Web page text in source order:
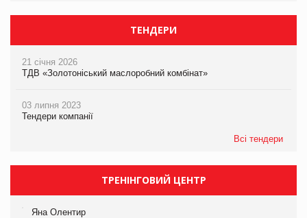
ТЕНДЕРИ
21 січня 2026
ТДВ «Золотоніський маслоробний комбінат»
03 липня 2023
Тендери компанії
Всі тендери
ТРЕНІНГОВИЙ ЦЕНТР
Яна Олентир